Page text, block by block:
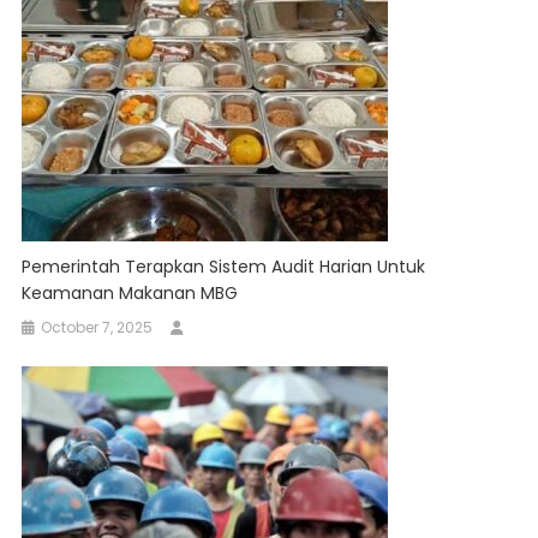
Pemerintah Terapkan Sistem Audit Harian Untuk
Keamanan Makanan MBG
October 7, 2025